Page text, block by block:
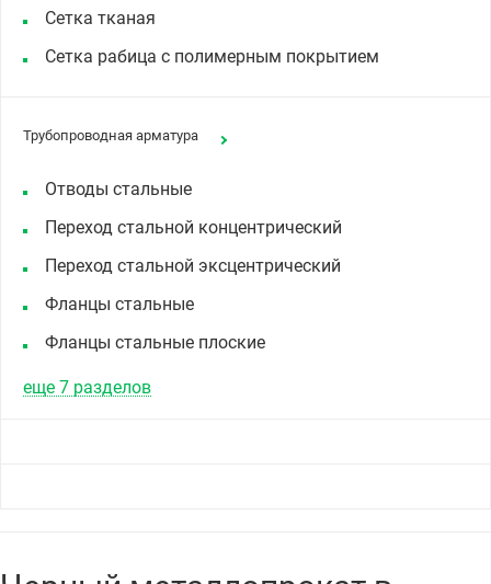
Сетка тканая
Сетка рабица с полимерным покрытием
Трубопроводная арматура
Отводы стальные
Переход стальной концентрический
Переход стальной эксцентрический
Фланцы стальные
Фланцы стальные плоские
еще 7 разделов